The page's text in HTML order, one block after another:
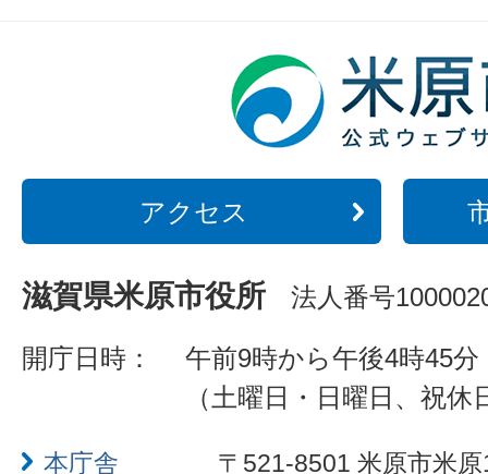
アクセス
滋賀県米原市役所 法人番号
開庁日時：
午前9時から午後4時45分
（土曜日・日曜日、祝
本庁舎
〒521-8501 米原市米